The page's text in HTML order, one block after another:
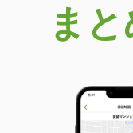
まと